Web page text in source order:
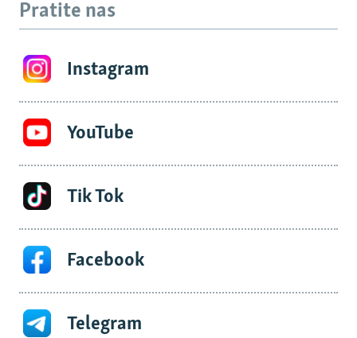
Pratite nas
Instagram
YouTube
Tik Tok
Facebook
Telegram